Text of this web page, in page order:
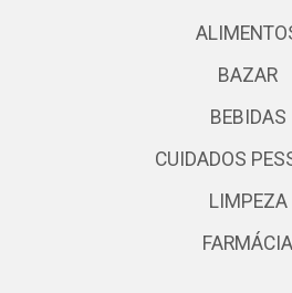
BAZAR
BEBIDAS
CUIDADOS
LIMPEZA
FARMÁCIA